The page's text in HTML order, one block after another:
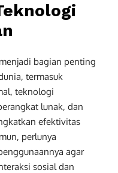
bagian penting
termasuk
teknologi
lunak, dan
efektivitas
perlunya
agar
sosial dan